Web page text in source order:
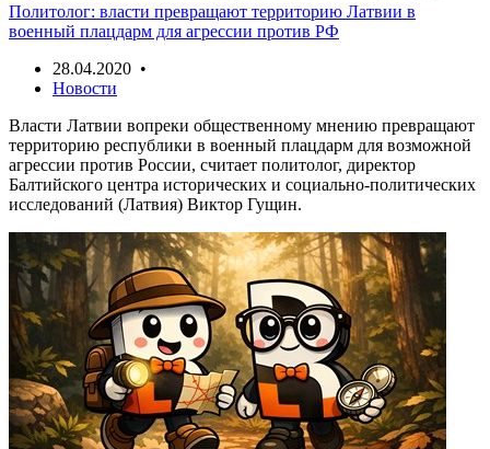
Политолог: власти превращают территорию Латвии в
военный плацдарм для агрессии против РФ
28.04.2020 •
Новости
Власти Латвии вопреки общественному мнению превращают
территорию республики в военный плацдарм для возможной
агрессии против России, считает политолог, директор
Балтийского центра исторических и социально-политических
исследований (Латвия) Виктор Гущин.